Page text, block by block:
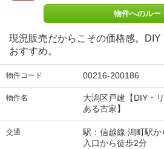
物件へのルー
現況販売だからこその価格感。
おすすめ。
物件コード 00216-200186
物件名
大潟区戸建【DIY・
ある古家】
交通
駅：信越線 潟町駅
入口から徒歩2分